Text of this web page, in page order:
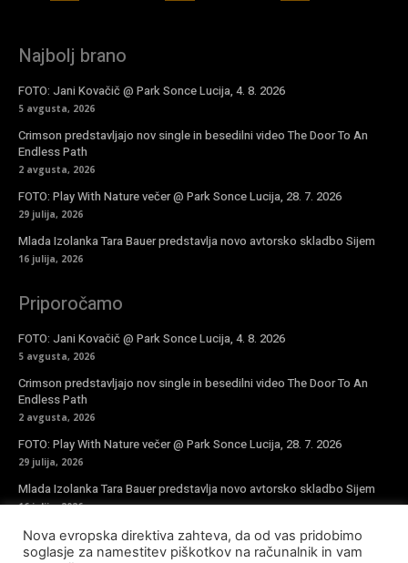
Najbolj brano
FOTO: Jani Kovačič @ Park Sonce Lucija, 4. 8. 2026
5 avgusta, 2026
Crimson predstavljajo nov single in besedilni video The Door To An
Endless Path
2 avgusta, 2026
FOTO: Play With Nature večer @ Park Sonce Lucija, 28. 7. 2026
29 julija, 2026
Mlada Izolanka Tara Bauer predstavlja novo avtorsko skladbo Sijem
16 julija, 2026
Priporočamo
FOTO: Jani Kovačič @ Park Sonce Lucija, 4. 8. 2026
5 avgusta, 2026
Crimson predstavljajo nov single in besedilni video The Door To An
Endless Path
2 avgusta, 2026
FOTO: Play With Nature večer @ Park Sonce Lucija, 28. 7. 2026
29 julija, 2026
Mlada Izolanka Tara Bauer predstavlja novo avtorsko skladbo Sijem
16 julija, 2026
Vpiši se v novičke
Nova evropska direktiva zahteva, da od vas pridobimo
soglasje za namestitev piškotkov na računalnik in vam